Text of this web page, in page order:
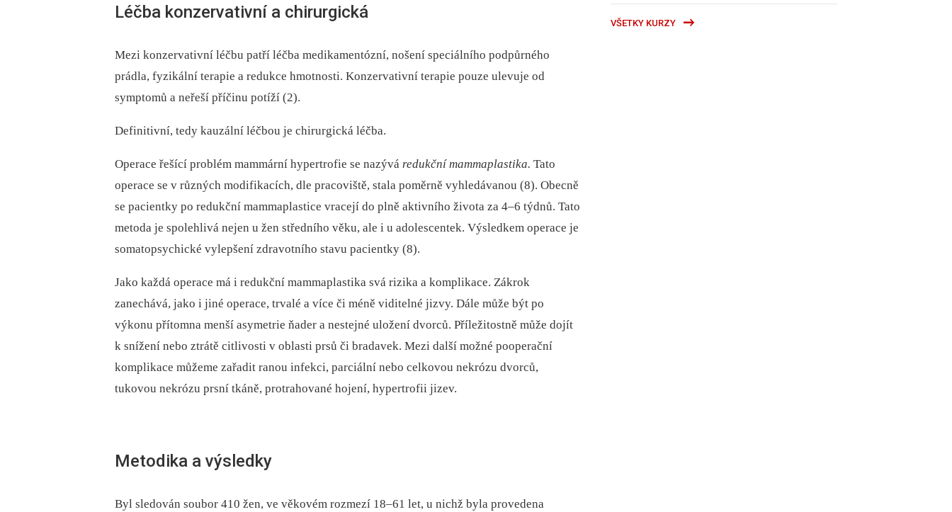
Léčba konzervativní a chirurgická
Mezi konzervativní léčbu patří léčba medikamentózní, nošení speciálního podpůrného
prádla, fyzikální terapie a redukce hmotnosti. Konzervativní terapie pouze ulevuje od
symptomů a neřeší příčinu potíží (2).
Definitivní, tedy kauzální léčbou je chirurgická léčba.
Operace řešící problém mammární hypertrofie se nazývá redukční mammaplastika. Tato
operace se v různých modifikacích, dle pracoviště, stala poměrně vyhledávanou (8). Obecně
se pacientky po redukční mammaplastice vracejí do plně aktivního života za 4–6 týdnů. Tato
metoda je spolehlivá nejen u žen středního věku, ale i u adolescentek. Výsledkem operace je
somatopsychické vylepšení zdravotního stavu pacientky (8).
Jako každá operace má i redukční mammaplastika svá rizika a komplikace. Zákrok
zanechává, jako i jiné operace, trvalé a více či méně viditelné jizvy. Dále může být po
výkonu přítomna menší asymetrie ňader a nestejné uložení dvorců. Příležitostně může dojít
k snížení nebo ztrátě citlivosti v oblasti prsů či bradavek. Mezi další možné pooperační
komplikace můžeme zařadit ranou infekci, parciální nebo celkovou nekrózu dvorců,
tukovou nekrózu prsní tkáně, protrahované hojení, hypertrofii jizev.
Metodika a výsledky
Byl sledován soubor 410 žen, ve věkovém rozmezí 18–61 let, u nichž byla provedena
VŠETKY KURZY